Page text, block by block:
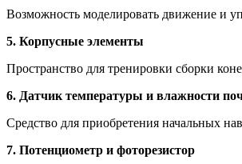
Возможность моделировать движение и
5. Корпусные элементы
Пространство для тренировки сборки
6. Датчик температуры и влажности
Средство для приобретения начальных
7. Потенциометр и фоторезистор